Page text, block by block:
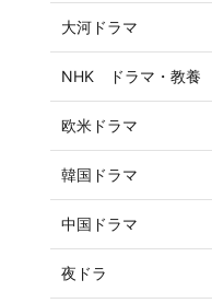
大河ドラマ
NHK ドラマ・教養
欧米ドラマ
韓国ドラマ
中国ドラマ
夜ドラ